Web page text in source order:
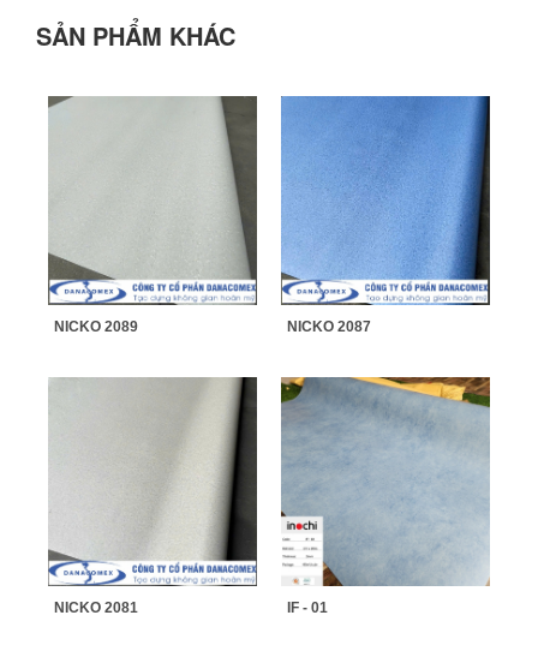
SẢN PHẨM KHÁC
NICKO 2089 NICKO 2087
NICKO 2081 IF - 01